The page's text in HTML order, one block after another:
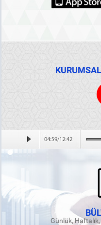
Günlük, Haftalık,